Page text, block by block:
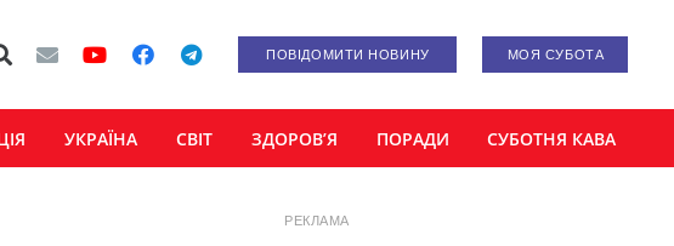
ПОВІДОМИТИ НОВИНУ МОЯ СУБОТА
УКРАЇНА СВІТ ЗДОРОВ’Я ПОРАДИ СУБОТНЯ КАВА
РЕКЛАМА